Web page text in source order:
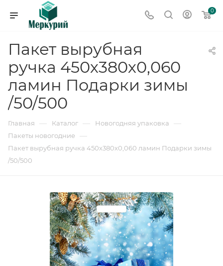
0
Пакет вырубная
ручка 450х380х0,060
ламин Подарки зимы
/50/500
Главная — Каталог — Новогодняя упаковка —
Пакеты новогодние —
Пакет вырубная ручка 450х380х0,060 ламин Подарки зимы
/50/500